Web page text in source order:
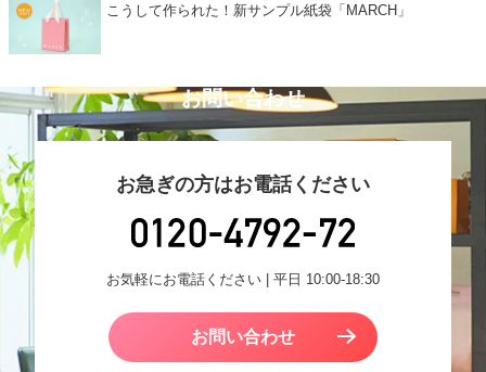
こうして作られた！新サンプル紙袋「MARCH」
お問い合わせ
お急ぎの方はお電話ください
お気軽にお電話ください | 平日 10:00-18:30
お問い合わせ